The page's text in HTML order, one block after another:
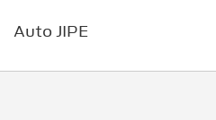
Auto JIPE